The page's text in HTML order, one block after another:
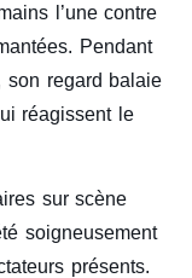
l’une contre
Pendant
son regard balaie
réagissent le
sur scène
soigneusement
présents.